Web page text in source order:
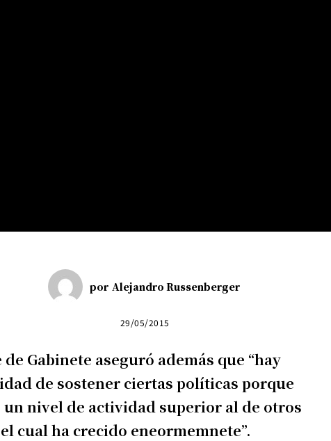
por Alejandro Russenberger
29/05/2015
de Gabinete aseguró además que “hay
de sostener ciertas políticas porque
un nivel de actividad superior al de otros
cual ha crecido eneormemnete”.